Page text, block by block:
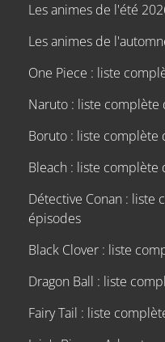
Les animes de l'été
Les animes de
One Piece : liste
Naruto : liste complète
Boruto : liste complète
Bleach : liste complète
Détective Conan : liste
épisodes
Black Clover : liste
Dragon Ball : liste
Fairy Tail : liste